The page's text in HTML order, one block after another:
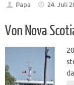
Papa 24. Juli
Von Nova